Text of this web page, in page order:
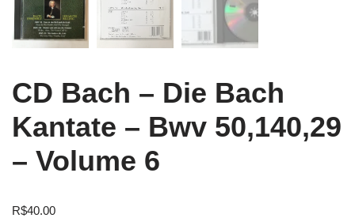
CD Bach – Die Bach
Kantate – Bwv 50,140,29
– Volume 6
R$40.00